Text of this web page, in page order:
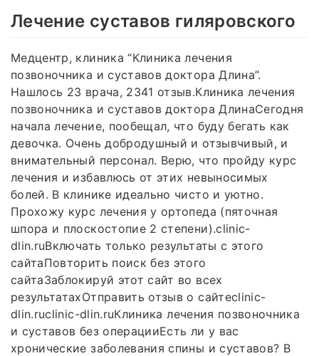
Лечение суставов гиляровского
Медцентр, клиника “Клиника лечения
позвоночника и суставов доктора Длина”.
Нашлось 23 врача, 2341 отзыв.Клиника лечения
позвоночника и суставов доктора ДлинаСегодня
начала лечение, пообещал, что буду бегать как
девочка. Очень добродушный и отзывчивый, и
внимательный персонал. Верю, что пройду курс
лечения и избавлюсь от этих невыносимых
болей. В клинике идеально чисто и уютно.
Прохожу курс лечения у ортопеда (пяточная
шпора и плоскостопие 2 степени).clinic-
dlin.ruВключать только результаты с этого
сайтаПовторить поиск без этого
сайтаЗаблокируй этот сайт во всех
результатахОтправить отзыв о сайтеclinic-
dlin.ruclinic-dlin.ruКлиника лечения позвоночника
и суставов без операцииЕсть ли у вас
хронические заболевания спины и суставов? В